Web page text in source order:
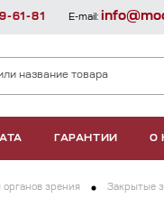
ГАРАНТИИ О
61-81 E-mail:
зрения Закрытые